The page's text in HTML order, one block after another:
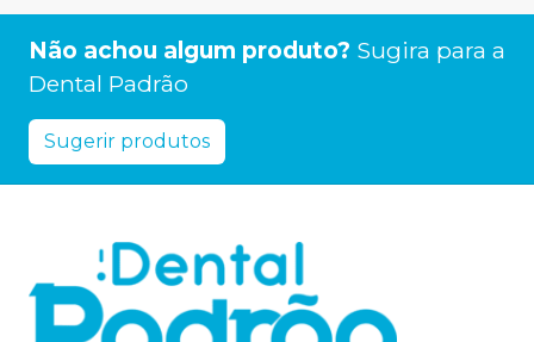
Não achou algum produto? Sugira para a
Dental Padrão
Sugerir produtos